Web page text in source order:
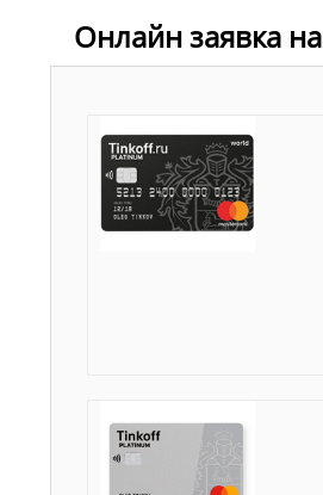
Онлайн заявка